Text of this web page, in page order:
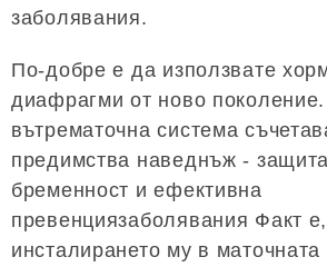
заболявания.
По-добре е да използвате
диафрагми от ново поколение.
вътрематочна система
предимства наведнъж -
бременност и ефективна
превенциязаболявания Факт
инсталирането му в маточната